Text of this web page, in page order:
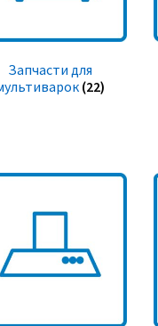
Запчасти для
(22)